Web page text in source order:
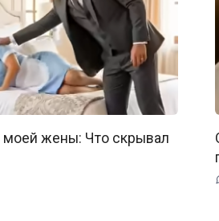
моей жены: Что скрывал